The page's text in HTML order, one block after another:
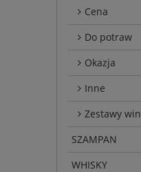
Cena
Do potraw
Okazja
Inne
Zestawy win
SZAMPAN
WHISKY